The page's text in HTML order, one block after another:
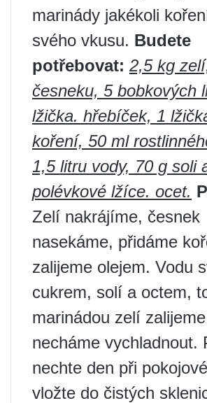
marinády jakékoli
svého vkusu. Budete
potřebovat: 2,5 kg
česneku, 5 bobkových
lžička. hřebíček, 1
koření, 50 ml
1,5 litru vody, 70 g soli
polévkové lžíce. ocet.
Zelí nakrájíme, česnek
nasekáme, přidáme
zalijeme olejem. Vodu
cukrem, solí a octem,
marinádou zelí
necháme vychladnout.
nechte den při
vložte do čistých